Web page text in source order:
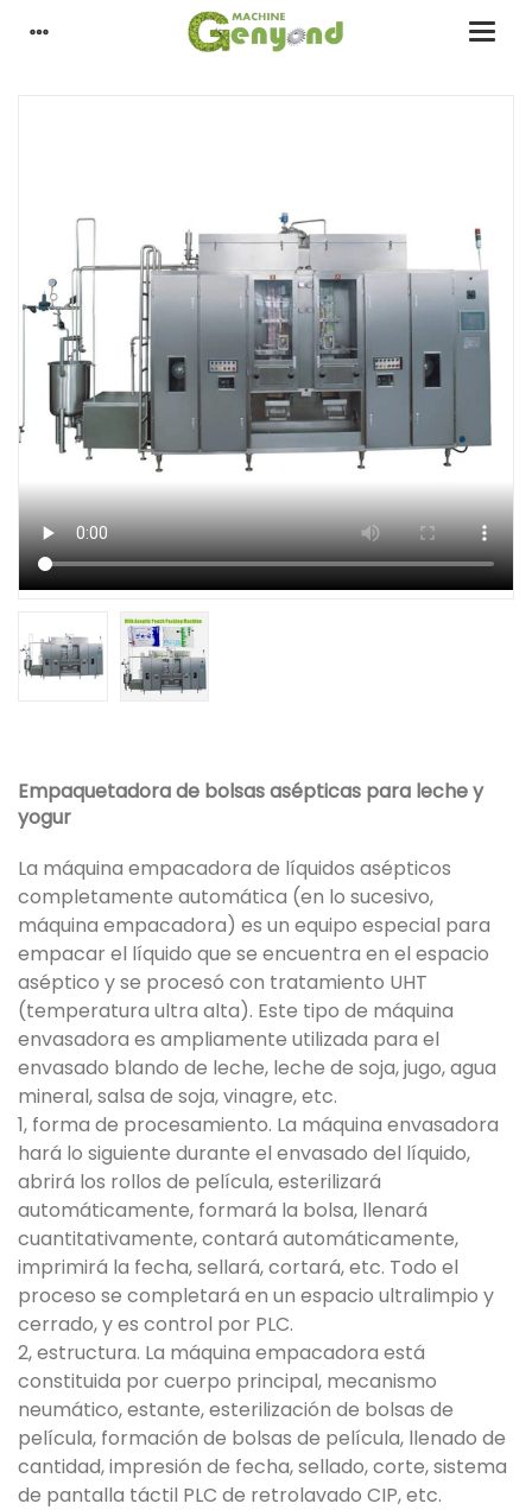
Empaquetadora de bolsas asépticas para leche y
yogur
La máquina empacadora de líquidos asépticos
completamente automática (en lo sucesivo,
máquina empacadora) es un equipo especial para
empacar el líquido que se encuentra en el espacio
aséptico y se procesó con tratamiento UHT
(temperatura ultra alta). Este tipo de máquina
envasadora es ampliamente utilizada para el
envasado blando de leche, leche de soja, jugo, agua
mineral, salsa de soja, vinagre, etc.
1, forma de procesamiento. La máquina envasadora
hará lo siguiente durante el envasado del líquido,
abrirá los rollos de película, esterilizará
automáticamente, formará la bolsa, llenará
cuantitativamente, contará automáticamente,
imprimirá la fecha, sellará, cortará, etc. Todo el
proceso se completará en un espacio ultralimpio y
cerrado, y es control por PLC.
2, estructura. La máquina empacadora está
constituida por cuerpo principal, mecanismo
neumático, estante, esterilización de bolsas de
película, formación de bolsas de película, llenado de
cantidad, impresión de fecha, sellado, corte, sistema
de pantalla táctil PLC de retrolavado CIP, etc.